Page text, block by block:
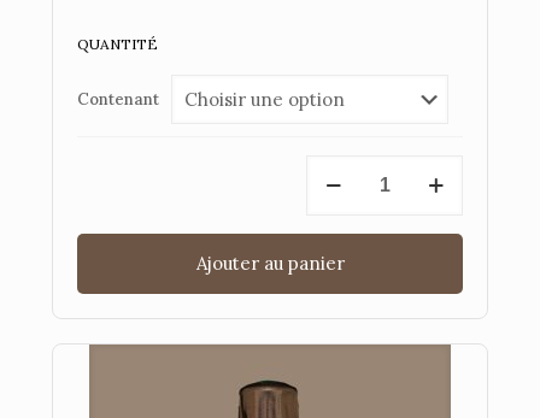
QUANTITÉ
Contenant
Brut
Tradition
Ajouter au panier